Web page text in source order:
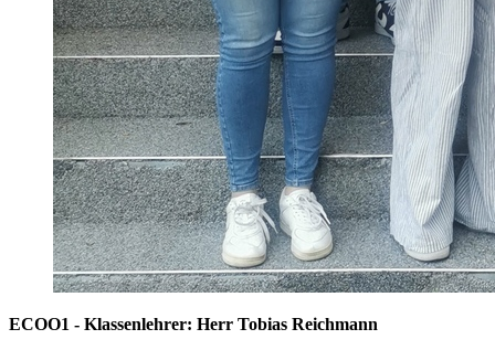
ECOO1 - Klassenlehrer: Herr Tobias Reichmann